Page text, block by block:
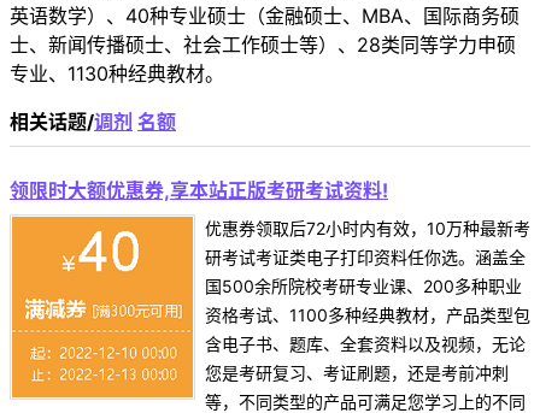
英语数学）、40种专业硕士（金融硕士、MBA、国际商务硕
士、新闻传播硕士、社会工作硕士等）、28类同等学力申硕
专业、1130种经典教材。
相关话题/调剂 名额
领限时大额优惠券,享本站正版考研考试资料!
优惠券领取后72小时内有效，10万种最新考
研考试考证类电子打印资料任你选。涵盖全
国500余所院校考研专业课、200多种职业
资格考试、1100多种经典教材，产品类型包
含电子书、题库、全套资料以及视频，无论
您是考研复习、考证刷题，还是考前冲刺
等，不同类型的产品可满足您学习上的不同